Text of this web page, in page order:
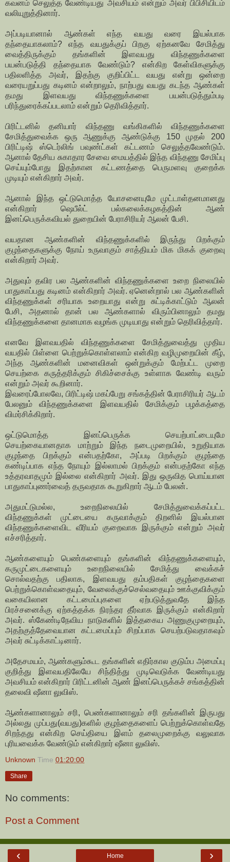
கவனம் செலுத்த வேண்டியது அவசியம் என்றும் அவர் பிபிசியிடம்
வலியுறுத்தினார்.
அப்படியானால் ஆண்கள் எந்த வயது வரை இயல்பாக
தந்தையாகலாம்? எந்த வயதுக்குப் பிறகு ஏற்கனவே சேமித்து
வைத்திருக்கும் தங்களின் இளவயது விந்தணுக்களை
பயன்படுத்தி தந்தையாக வேண்டும்? என்கிற கேள்விகளுக்கு
பதிலளித்த அவர், இதற்கு குறிப்பிட்ட வயது என்று ஒன்றை
வரையறுப்பது கடினம் என்றாலும், நாற்பது வயது கடந்த ஆண்கள்
தமது இளவயது விந்தணுக்களை பயன்படுத்தும்படி
பரிந்துரைக்கப்படலாம் என்றும் தெரிவித்தார்.
பிரிட்டனில் தனியார் விந்தணு வங்கிகளில் விந்தணுக்களை
சேமித்துவைக்க ஒரு ஆணுக்கு ஆண்டுக்கு 150 முதல் 200
பிரிட்டிஷ் ஸ்டெர்லிங் பவுண்ட்கள் கட்டணம் செலுத்தவேண்டும்.
ஆனால் தேசிய சுகாதார சேவை மையத்தில் இந்த விந்தணு சேமிப்பு
செய்யும்போது இதற்கான கட்டணத்தை பெருமளவு குறைக்க
முடியும் என்கிறார் அவர்.
ஆனால் இந்த ஒட்டுமொத்த யோசனையுமே முட்டாள்தனமானது
என்கிறார் ஷெபீல்ட் பல்கலைக்கழகத்தின் ஆண்
இனப்பெருக்கவியல் துறையின் பேராசிரியர் ஆலன் பேசி.
வயதான ஆண்களின் விந்தணுக்களில் இருந்து பிறக்கும்
குழந்தைகளுக்கு நோய் உருவாகும் சாத்தியம் மிக மிகக் குறைவு
என்கிறார் அவர்.
அதுவும் தவிர பல ஆண்களின் விந்தணுக்களை உறை நிலையில்
பாதுகாப்பது கடினம் என்கிறார் அவர். ஏனென்றால் பல ஆண்களின்
விந்தணுக்கள் சரியாக உறையாது என்று சுட்டிக்காட்டும் ஆலன்
பேசி, அதனால் தான் பல ஆண்களால் விரும்பினாலும் தமது
விந்தணுக்களை தானமாக வழங்க முடியாது என்றும் தெரிவித்தார்.
எனவே இளவயதில் விந்தணுக்களை சேமித்துவைத்து முதிய
வயதில் பிள்ளை பெற்றுக்கொள்ளலாம் என்கிற வழிமுறையின் கீழ்,
அந்த ஆண்களின் மனைவிகள் ஒன்றுக்கும் மேற்பட்ட முறை
செயற்கை கருத்தரிக்கும் சிகிச்சைக்கு உள்ளாக வேண்டி வரும்
என்றும் அவர் கூறினார்.
இவரைப்போலவே, பிரிட்டிஷ் மகப்பேறு சங்கத்தின் பேராசிரியர் ஆடம்
பேலனும் விந்தணுக்களை இளவயதில் சேமிக்கும் பழக்கத்தை
விமர்சிக்கிறார்.
ஒட்டுமொத்த இனப்பெருக்க செயற்பாட்டையுமே
செயற்கையானதாக மாற்றும் இந்த நடைமுறையில், உறுதியாக
குழந்தை பிறக்கும் என்பதற்கோ, அப்படி பிறக்கும் குழந்தை
கண்டிப்பாக எந்த நோயும் இல்லாமல் பிறக்கும் என்பதற்கோ எந்த
உத்தரவாதமும் இல்லை என்கிறார் அவர். இது ஒருவித பொய்யான
பாதுகாப்புணர்வைத் தருவதாக கூறுகிறார் ஆடம் பேலன்.
அதுமட்டுமல்ல, உறைநிலையில் சேமித்துவைக்கப்பட்ட
விந்தணுக்கள் முட்டையை கருவாக்கும் திறனில் இயல்பான
விந்தணுக்களைவிட வீரியம் குறைவாக இருக்கும் என்றும் அவர்
எச்சரித்தார்.
ஆண்களையும் பெண்களையும் தங்களின் விந்தணுக்களையும்,
கருமுட்டைகளையும் உறைநிலையில் சேமித்து வைக்கச்
சொல்வதற்கு பதிலாக, இளவயது தம்பதிகள் குழந்தைகளை
பெற்றுக்கொள்வதையும், வேலைக்குச்செல்வதையும் ஊக்குவிக்கும்
வகையிலான கட்டமைப்புகளை ஏற்படுத்துவதே இந்த
பிரச்சனைக்கு ஏற்கத்தக்க நிரந்தர தீர்வாக இருக்கும் என்கிறார்
அவர். ஸ்கேண்டிநேவிய நாடுகளில் இத்தகைய அணுகுமுறையும்,
அதற்குத்தேவையான கட்டமைப்பும் சிறப்பாக செயற்படுவதாகவும்
அவர் சுட்டிக்காட்டினார்.
அதேசமயம், ஆண்களும்கூட தங்களின் எதிர்கால குடும்ப அமைப்பு
குறித்து இளவயதிலேயே சிந்தித்து முடிவெடுக்க வேண்டியது
அவசியம் என்கிறார் பிரிட்டனின் ஆண் இனப்பெருக்கச் சங்கத்தின்
தலைவி ஷீனா லுவிஸ்.
ஆண்களானாலும் சரி, பெண்களானாலும் சரி தங்களின் இருபது
அல்லது முப்பது(வயது)களில் குழந்தைகளைப் பெற்றுக்கொள்வதே
சிறந்தது என்கிற செய்தியை இளம் தலைமுறைக்கு வலுவாக
புரியவைக்க வேண்டும் என்கிறார் ஷீனா லுவிஸ்.
Unknown Time 01:20:00
Share
No comments:
Post a Comment
‹ ›
Home